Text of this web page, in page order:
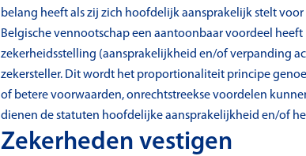
belang heeft als zij zich hoofdelijk aansprakelijk stelt
Belgische vennootschap een aantoonbaar voordeel
zekerheidsstelling (aansprakelijkheid en/of verpanding
zekersteller. Dit wordt het proportionaliteit principe
of betere voorwaarden, onrechtstreekse voordelen
dienen de statuten hoofdelijke aansprakelijkheid en/of
Zekerheden vestigen